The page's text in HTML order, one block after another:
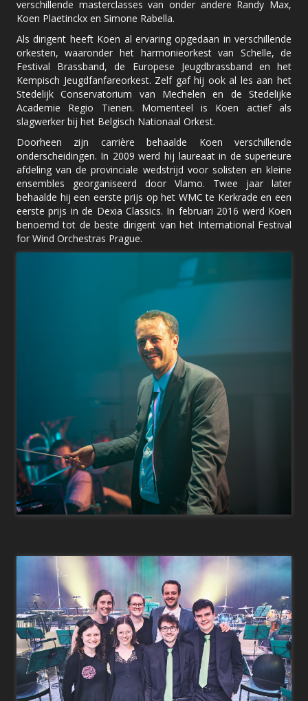
verschillende masterclasses van onder andere Randy Max,
Koen Plaetinckx en Simone Rabella.
Als dirigent heeft Koen al ervaring opgedaan in verschillende
orkesten, waaronder het harmonieorkest van Schelle, de
Festival Brassband, de Europese Jeugdbrassband en het
Kempisch Jeugdfanfareorkest. Zelf gaf hij ook al les aan het
Stedelijk Conservatorium van Mechelen en de Stedelijke
Academie Regio Tienen. Momenteel is Koen actief als
slagwerker bij het Belgisch Nationaal Orkest.
Doorheen zijn carrière behaalde Koen verschillende
onderscheidingen. In 2009 werd hij laureaat in de superieure
afdeling van de provinciale wedstrijd voor solisten en kleine
ensembles georganiseerd door Vlamo. Twee jaar later
behaalde hij een eerste prijs op het WMC te Kerkrade en een
eerste prijs in de Dexia Classics. In februari 2016 werd Koen
benoemd tot de beste dirigent van het International Festival
for Wind Orchestras Prague.